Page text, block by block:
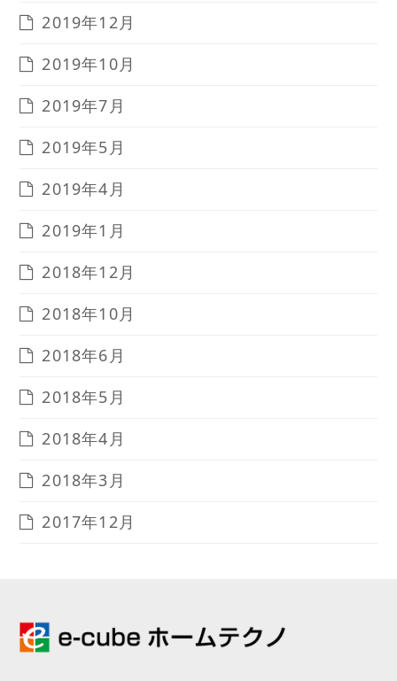
2019年12月
2019年10月
2019年7月
2019年5月
2019年4月
2019年1月
2018年12月
2018年10月
2018年6月
2018年5月
2018年4月
2018年3月
2017年12月